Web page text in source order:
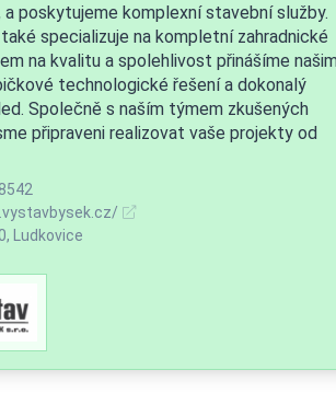
poskytujeme komplexní stavební služby.
specializuje na kompletní zahradnické
na kvalitu a spolehlivost přinášíme
technologické řešení a dokonalý
Společně s naším týmem zkušených
připraveni realizovat vaše projekty od
Ludkovice